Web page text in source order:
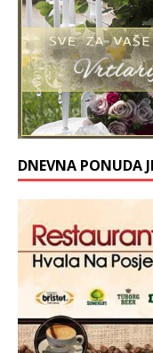
DNEVNA PONUDA